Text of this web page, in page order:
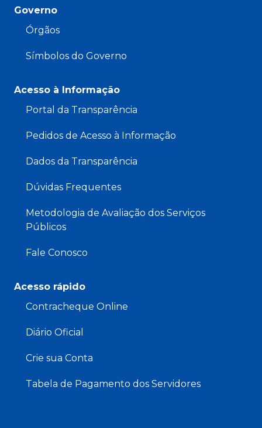
Governo
Órgãos
Símbolos do Governo
Acesso à Informação
Portal da Transparência
Pedidos de Acesso à Informação
Dados da Transparência
Dúvidas Frequentes
Metodologia de Avaliação dos Serviços
Públicos
Fale Conosco
Acesso rápido
Contracheque Online
Diário Oficial
Crie sua Conta
Tabela de Pagamento dos Servidores